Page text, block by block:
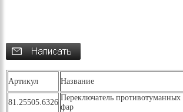
Артикул Название
81.25505.6326
Переключатель противотуманных
фар